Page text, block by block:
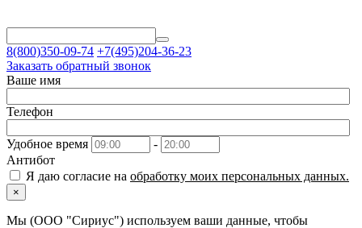
8(800)350-09-74 +7(495)204-36-23
Заказать обратный звонок
Ваше имя
Телефон
Удобное время
-
Антибот
Я даю согласие на обработку моих персональных данных.
×
Мы (ООО "Сириус") используем ваши данные, чтобы